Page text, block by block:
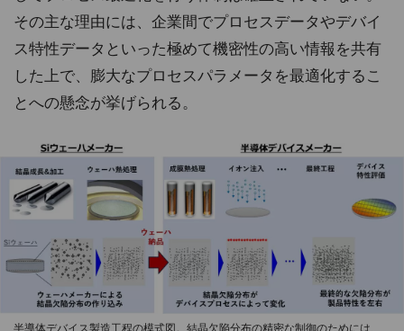
その主な理由には、企業間でプロセスデータやデバイ
ス特性データといった極めて機密性の高い情報を共有
した上で、膨大なプロセスパラメータを最適化するこ
とへの懸念が挙げられる。
半導体デバイス製造工程の模式図。結晶欠陥分布の精密な制御のためには、